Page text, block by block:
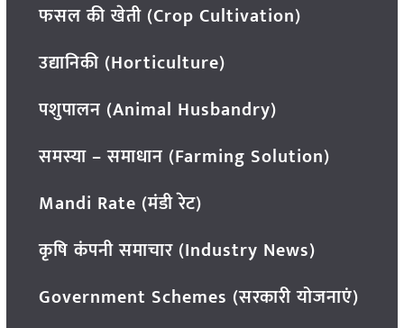
फसल की खेती (Crop Cultivation)
उद्यानिकी (Horticulture)
पशुपालन (Animal Husbandry)
समस्या – समाधान (Farming Solution)
Mandi Rate (मंडी रेट)
कृषि कंपनी समाचार (Industry News)
Government Schemes (सरकारी योजनाएं)